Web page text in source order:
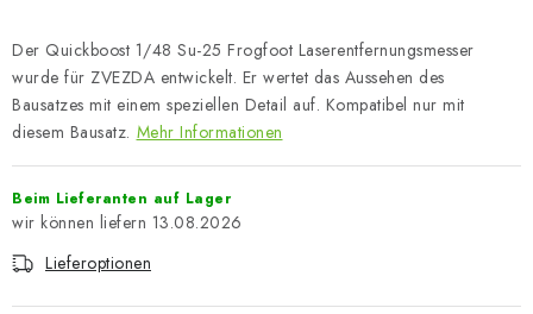
VERKAUFTE MARKEN
Über uns Meine Bestellung
Kontakte
Datenschutzbestimmungen
Großhandel
Der Quickboost 1/48 Su-25 Frogfoot Laserentfernungsmesser
wurde für ZVEZDA entwickelt. Er wertet das Aussehen des
Bausatzes mit einem speziellen Detail auf. Kompatibel nur mit
diesem Bausatz. Mehr Informationen
Beim Lieferanten auf Lager
13.08.2026
Lieferoptionen